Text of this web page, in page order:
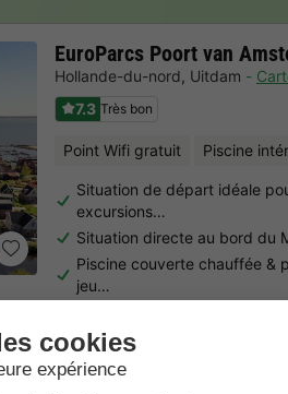
EuroParcs Poort van
Hollande-du-nord, Uitdam
7.3 Très bon
Point Wifi gratuit Piscine
Situation de départ idéale
excursions…
Situation directe au bord du
Piscine couverte chauffée &
jeu…
Bungalowpark de
Hollande-du-nord